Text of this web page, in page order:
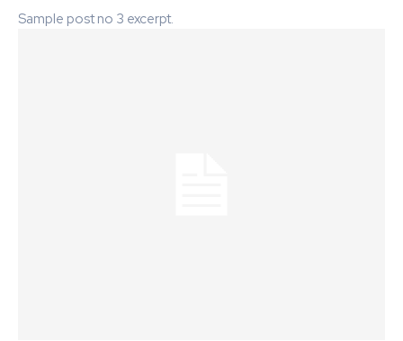
Sample post no 3 excerpt.